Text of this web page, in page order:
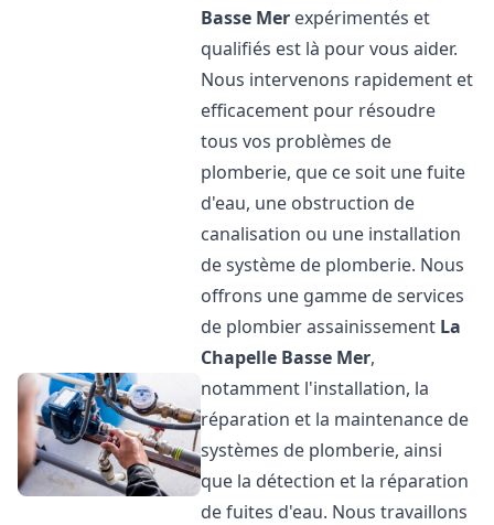
Basse Mer expérimentés et
qualifiés est là pour vous aider.
Nous intervenons rapidement et
efficacement pour résoudre
tous vos problèmes de
plomberie, que ce soit une fuite
d'eau, une obstruction de
canalisation ou une installation
de système de plomberie. Nous
offrons une gamme de services
de plombier assainissement La
Chapelle Basse Mer,
notamment l'installation, la
réparation et la maintenance de
systèmes de plomberie, ainsi
que la détection et la réparation
de fuites d'eau. Nous travaillons